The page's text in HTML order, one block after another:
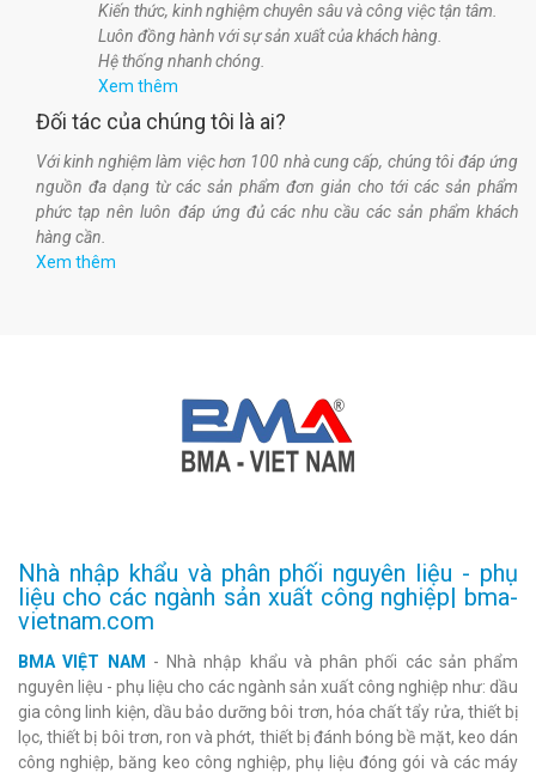
Kiến thức, kinh nghiệm chuyên sâu và công việc tận tâm.
Luôn đồng hành với sự sản xuất của khách hàng.
Hệ thống nhanh chóng.
Xem thêm
Đối tác của chúng tôi là ai?
Với kinh nghiệm làm việc hơn 100 nhà cung cấp, chúng tôi đáp ứng
nguồn đa dạng từ các sản phẩm đơn giản cho tới các sản phẩm
phức tạp nên luôn đáp ứng đủ các nhu cầu các sản phẩm khách
hàng cần.
Xem thêm
Nhà nhập khẩu và phân phối nguyên liệu - phụ
liệu cho các ngành sản xuất công nghiệp| bma-
vietnam.com
BMA VIỆT NAM
- Nhà nhập khẩu và phân phối các sản phẩm
nguyên liệu - phụ liệu cho các ngành sản xuất công nghiệp như: dầu
gia công linh kiện, dầu bảo dưỡng bôi trơn, hóa chất tẩy rửa, thiết bị
lọc, thiết bị bôi trơn, ron và phớt, thiết bị đánh bóng bề mặt, keo dán
công nghiệp, băng keo công nghiệp, phụ liệu đóng gói và các máy